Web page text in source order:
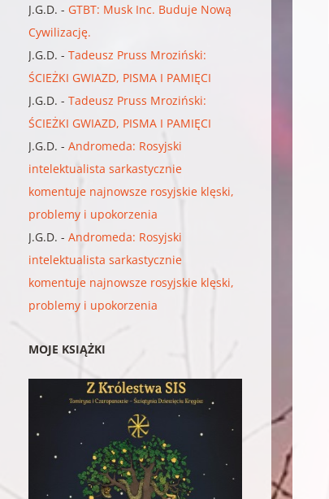
J.G.D. - GTBT: Musk Inc. Buduje Nową
Cywilizację.
J.G.D. -Tadeusz Pruss Mroziński:
ŚCIEŻKI GWIAZD, PISMA I PAMIĘCI
J.G.D. -Tadeusz Pruss Mroziński:
ŚCIEŻKI GWIAZD, PISMA I PAMIĘCI
J.G.D. -Andromeda: Rosyjski
intelektualista sarkastycznie
komentuje najnowsze rosyjskie klęski,
problemy i upokorzenia
J.G.D. -Andromeda: Rosyjski
intelektualista sarkastycznie
komentuje najnowsze rosyjskie klęski,
problemy i upokorzenia
MOJE KSIĄŻKI